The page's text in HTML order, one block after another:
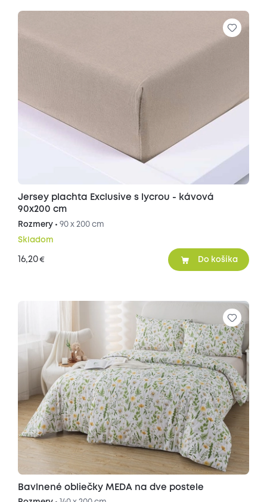
Jersey plachta Exclusive s lycrou - kávová
90x200 cm
Rozmery • 90 x 200 cm
Skladom
16,20€ Do košíka
Bavlnené obliečky MEDA na dve postele